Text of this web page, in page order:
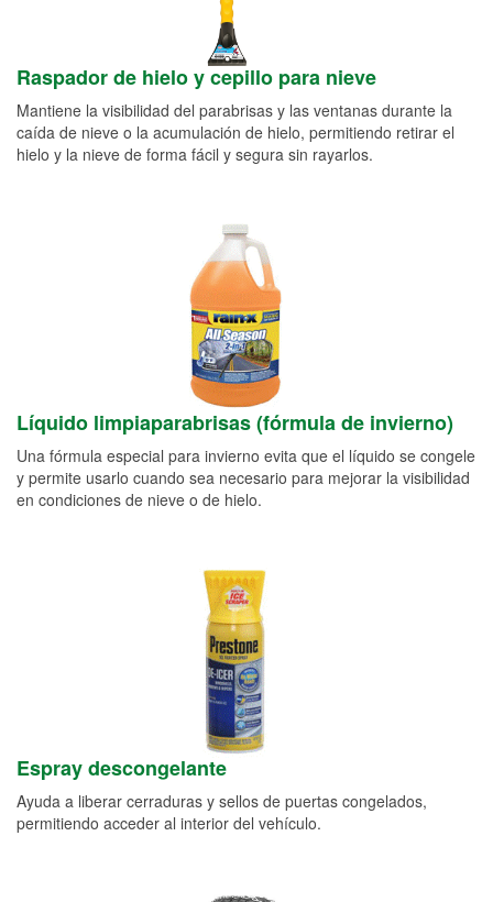
Raspador de hielo y cepillo para nieve
Mantiene la visibilidad del parabrisas y las ventanas durante la
caída de nieve o la acumulación de hielo, permitiendo retirar el
hielo y la nieve de forma fácil y segura sin rayarlos.
Líquido limpiaparabrisas (fórmula de invierno)
Una fórmula especial para invierno evita que el líquido se congele
y permite usarlo cuando sea necesario para mejorar la visibilidad
en condiciones de nieve o de hielo.
Espray descongelante
Ayuda a liberar cerraduras y sellos de puertas congelados,
permitiendo acceder al interior del vehículo.